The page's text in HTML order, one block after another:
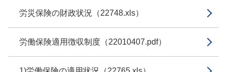
労災保険の財政状況（22748.xls）
労働保険適用徴収制度（22010407.pdf）